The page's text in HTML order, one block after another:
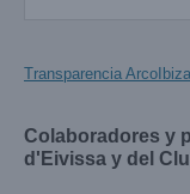
Transparencia ArcoIbiza
Colaboradores y
d'Eivissa y del